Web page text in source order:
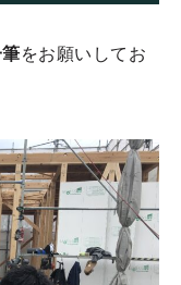
をお願いしてお